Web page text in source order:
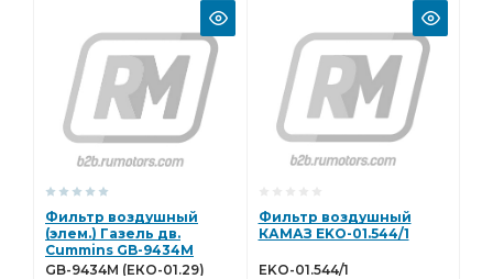
Фильтр воздушный
(элем.) Газель дв.
Cummins GB-9434M
(ЕКО-01.29)
GB-9434M (ЕКО-01.29)
Фильтр воздушный
КАМАЗ EKO-01.544/1
EKO-01.544/1